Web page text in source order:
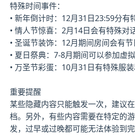
特殊时间事件：
• 新年倒计时：12月31日23:59分有
• 情人节惊喜：2月14日会有特殊对
• 圣诞节装饰：12月期间房间会有
• 夏日祭典：7-8月期间可以参加虚
• 万圣节彩蛋：10月31日有特殊服
重要提醒
某些隐藏内容只能触发一次，建议
档。另外，有些内容需要在特定的
发，过早或过晚都可能无法体验到完